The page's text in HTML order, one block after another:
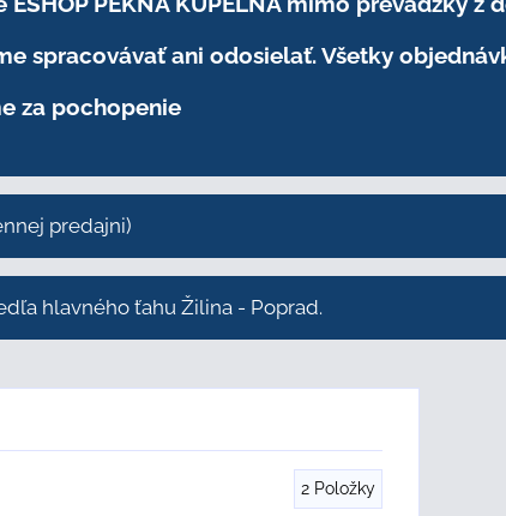
spracovávať ani odosielať. Všetky
za pochopenie
predajni)
hlavného ťahu Žilina - Poprad.
2 Položky